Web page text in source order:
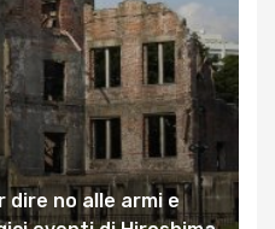
dire no alle armi e